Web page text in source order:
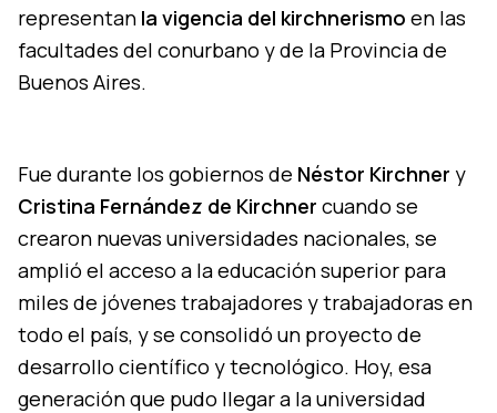
representan la vigencia del kirchnerismo en las
facultades del conurbano y de la Provincia de
Buenos Aires.
Fue durante los gobiernos de Néstor Kirchner y
Cristina Fernández de Kirchner cuando se
crearon nuevas universidades nacionales, se
amplió el acceso a la educación superior para
miles de jóvenes trabajadores y trabajadoras en
todo el país, y se consolidó un proyecto de
desarrollo científico y tecnológico. Hoy, esa
generación que pudo llegar a la universidad